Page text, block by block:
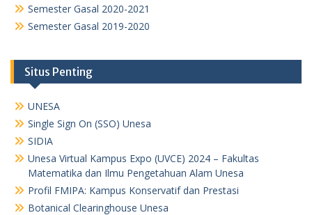
Semester Gasal 2020-2021
Semester Gasal 2019-2020
Situs Penting
UNESA
Single Sign On (SSO) Unesa
SIDIA
Unesa Virtual Kampus Expo (UVCE) 2024 – Fakultas
Matematika dan Ilmu Pengetahuan Alam Unesa
Profil FMIPA: Kampus Konservatif dan Prestasi
Botanical Clearinghouse Unesa